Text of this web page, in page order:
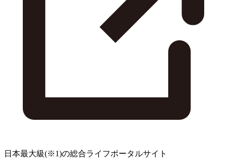
日本最大級(※1)の総合ライフポータルサイト